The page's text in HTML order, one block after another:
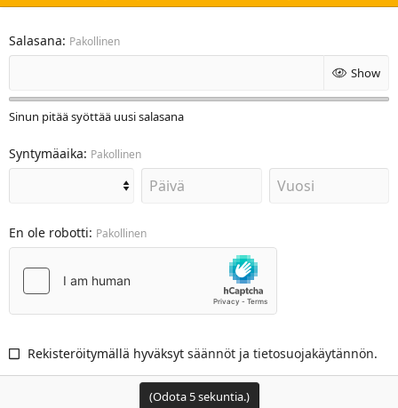
Salasana Pakollinen
Show
Sinun pitää syöttää uusi salasana
Syntymäaika Pakollinen
En ole robotti Pakollinen
Rekisteröitymällä hyväksyt säännöt ja tietosuojakäytännön.
(Odota 5sekuntia.)